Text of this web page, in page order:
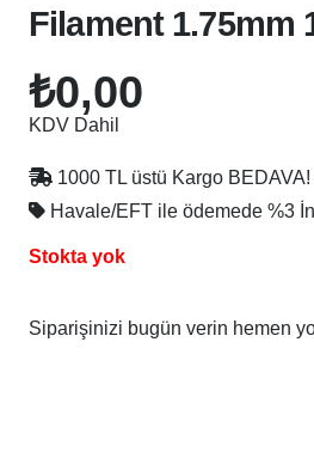
Filament 1.75mm
₺0,00
KDV Dahil
1000 TL üstü Kargo BEDAVA!
Havale/EFT ile ödemede %3
Stokta yok
Siparişinizi bugün verin hemen